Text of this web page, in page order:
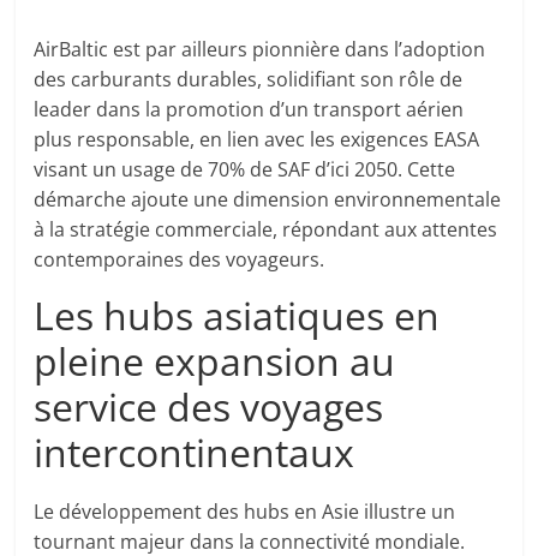
AirBaltic est par ailleurs pionnière dans l’adoption
des carburants durables, solidifiant son rôle de
leader dans la promotion d’un transport aérien
plus responsable, en lien avec les exigences EASA
visant un usage de 70% de SAF d’ici 2050. Cette
démarche ajoute une dimension environnementale
à la stratégie commerciale, répondant aux attentes
contemporaines des voyageurs.
Les hubs asiatiques en
pleine expansion au
service des voyages
intercontinentaux
Le développement des hubs en Asie illustre un
tournant majeur dans la connectivité mondiale.